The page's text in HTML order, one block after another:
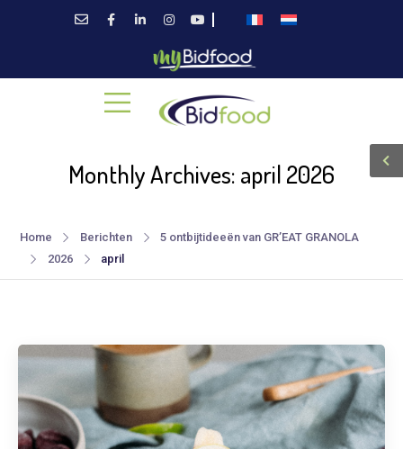
Monthly Archives: april 2026
Home Berichten
5 ontbijtideeën van GR’EAT GRANOLA
2026
april